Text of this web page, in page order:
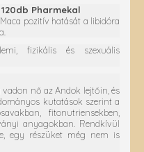
Pharmekal
pozitív hatását a libidóra
fizikális és szexuális
vadon nő az Andok lejtőin, és
kutatások szerint a
fitonutriensekben,
anyagokban. Rendkívül
egy részüket még nem is